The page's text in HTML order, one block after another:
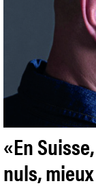
«En
nuls,